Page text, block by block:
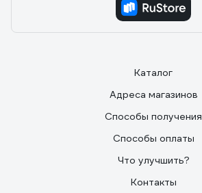
Каталог
Адреса магазинов
Способы получения
Способы оплаты
Что улучшить?
Контакты